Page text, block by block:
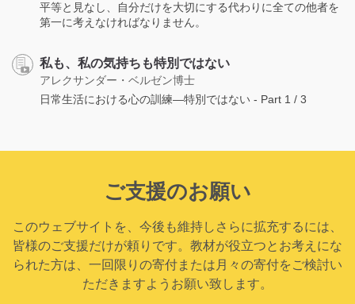
平等と見なし、自分だけを大切にする代わりに全ての他者を
第一に考えなければなりません。
私も、私の気持ちも特別ではない
アレクサンダー・ベルゼン博士
日常生活における心の訓練―特別ではない - Part 1 / 3
ご支援のお願い
このウェブサイトを、今後も維持しさらに拡充するには、
皆様のご支援だけが頼りです。教材が役立つとお考えにな
られた方は、一回限りの寄付または月々の寄付をご検討い
ただきますようお願い致します。